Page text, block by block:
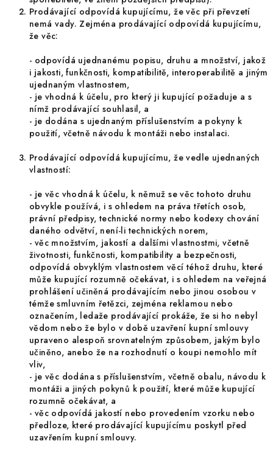
Prodávající odpovídá kupujícímu, že věc při převzetí
nemá vady. Zejména prodávající odpovídá kupujícímu,
že věc:
- odpovídá ujednanému popisu, druhu a množství, jakož
i jakosti, funkčnosti, kompatibilitě, interoperabilitě a jiným
ujednaným vlastnostem,
- je vhodná k účelu, pro který ji kupující požaduje a s
nímž prodávající souhlasil, a
- je dodána s ujednaným příslušenstvím a pokyny k
použití, včetně návodu k montáži nebo instalaci.
Prodávající odpovídá kupujícímu, že vedle ujednaných
vlastností:
- je věc vhodná k účelu, k němuž se věc tohoto druhu
obvykle používá, i s ohledem na práva třetích osob,
právní předpisy, technické normy nebo kodexy chování
daného odvětví, není-li technických norem,
- věc množstvím, jakostí a dalšími vlastnostmi, včetně
životnosti, funkčnosti, kompatibility a bezpečnosti,
odpovídá obvyklým vlastnostem věcí téhož druhu, které
může kupující rozumně očekávat, i s ohledem na veřejná
prohlášení učiněná prodávajícím nebo jinou osobou v
témže smluvním řetězci, zejména reklamou nebo
označením, ledaže prodávající prokáže, že si ho nebyl
vědom nebo že bylo v době uzavření kupní smlouvy
upraveno alespoň srovnatelným způsobem, jakým bylo
učiněno, anebo že na rozhodnutí o koupi nemohlo mít
vliv,
- je věc dodána s příslušenstvím, včetně obalu, návodu k
montáži a jiných pokynů k použití, které může kupující
rozumně očekávat, a
- věc odpovídá jakostí nebo provedením vzorku nebo
předloze, které prodávající kupujícímu poskytl před
uzavřením kupní smlouvy.